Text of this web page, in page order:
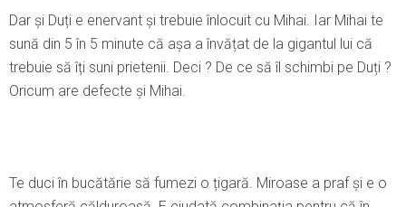
Dar și Duți e enervant și trebuie înlocuit cu Mihai. Iar Mihai te
sună din 5 în 5 minute că așa a învățat de la gigantul lui că
trebuie să îți suni prietenii. Deci ? De ce să îl schimbi pe Duți ?
Oricum are defecte și Mihai.
Te duci în bucătărie să fumezi o țigară. Miroase a praf și e o